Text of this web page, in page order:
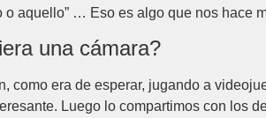
aquello” … Eso es algo que nos hace
una cámara?
como era de esperar, jugando a
Luego lo compartimos con los